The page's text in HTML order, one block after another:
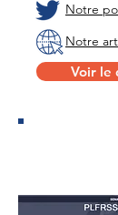
Notre
Notre
Voir le